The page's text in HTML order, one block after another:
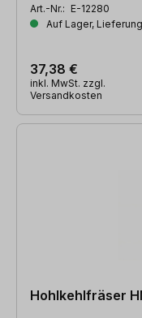
Art.-Nr.: E-12280
Auf Lager,
37,38 €
inkl. MwSt. zzgl.
Versandkosten
Hohlkehlfräser